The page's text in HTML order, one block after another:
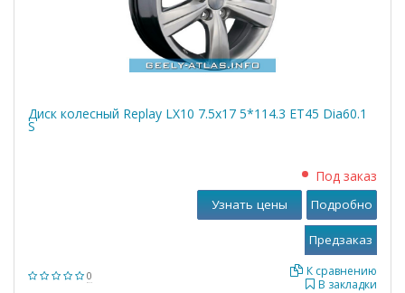
Диск колесный Replay LX10 7.5x17 5*114.3 ET45 Dia60.1
S
0
Под заказ
В закладки
К сравнению
Узнать цены Подробно